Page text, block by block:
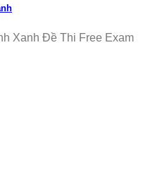
Xanh Đề Thi Free Exam